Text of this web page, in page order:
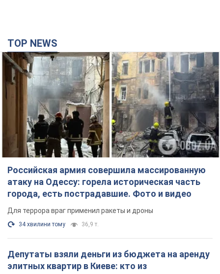
TOP NEWS
Российская армия совершила массированную
атаку на Одессу: горела историческая часть
города, есть пострадавшие. Фото и видео
Для террора враг применил ракеты и дроны
34 хвилини тому 36,9 т.
Депутаты взяли деньги из бюджета на аренду
элитных квартир в Киеве: кто из